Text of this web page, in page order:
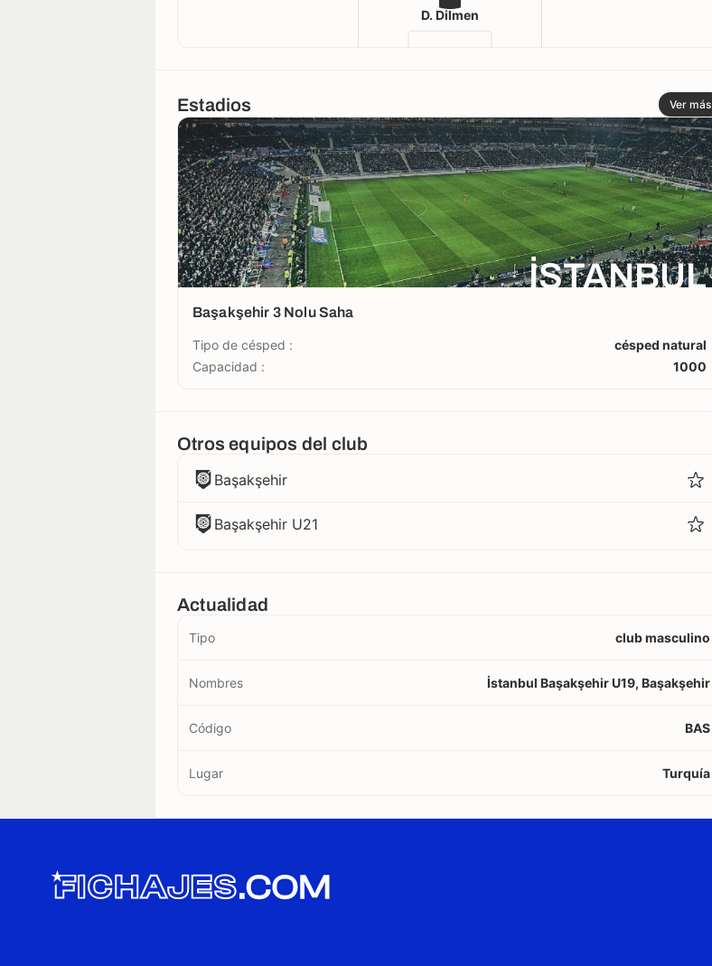
D. Dilmen
Estadios Ver más
İSTANBUL
Başakşehir 3 Nolu Saha
Tipo de césped :
césped natural
Capacidad :
1000
Otros equipos del club
Başakşehir
Başakşehir U21
Actualidad
Tipo club masculino
Nombres İstanbul Başakşehir U19, Başakşehir
Código BAS
Lugar Turquía